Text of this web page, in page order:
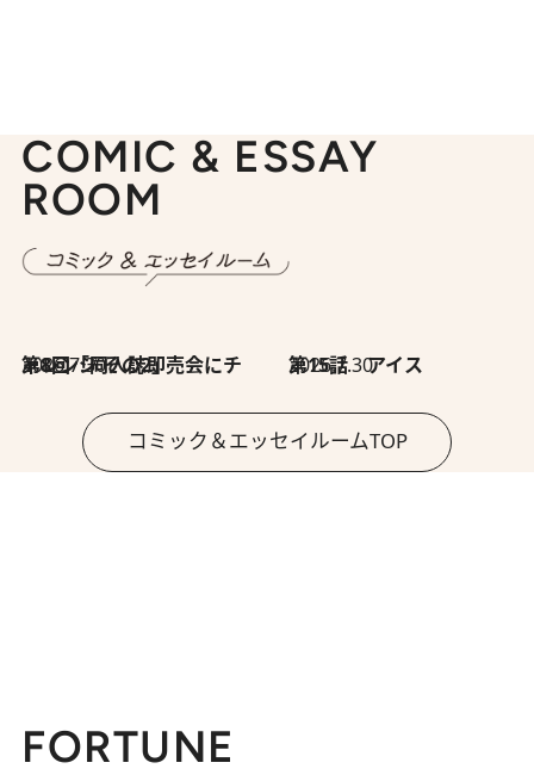
COMIC & ESSAY
ROOM
2026.7.30
第8回「同人誌即売会にチャレンジ その2」 2026.7.30
第15話 アイス
コミック＆エッセイルームTOP
FORTUNE